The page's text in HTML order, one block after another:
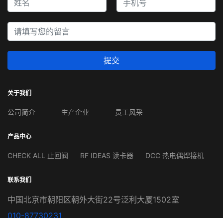
提交
关于我们
公司简介 生产企业 员工风采
产品中心
CHECK ALL 止回阀 RF IDEAS 读卡器 DCC 热电偶焊接机
联系我们
中国北京市朝阳区朝外大街22号泛利大厦1502室
010-87730231